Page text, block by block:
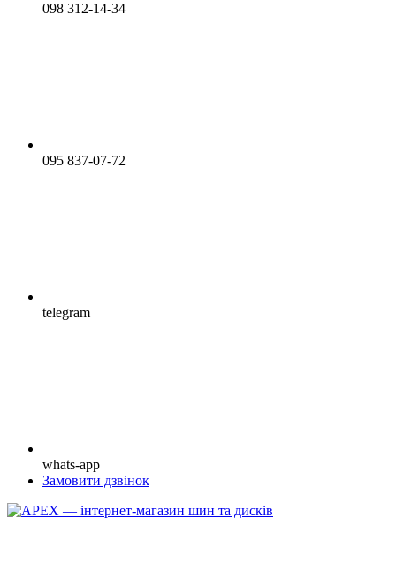
098 312-14-34
095 837-07-72
telegram
whats-app
Замовити дзвінок